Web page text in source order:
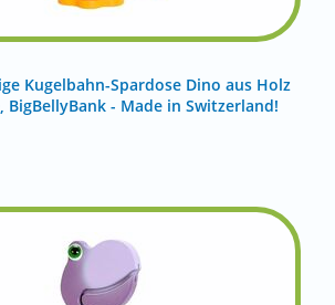
Kugelbahn-Spardose Dino aus Holz
BigBellyBank - Made in Switzerland!